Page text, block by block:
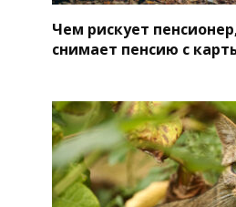
Чем рискует
снимает пенсию с